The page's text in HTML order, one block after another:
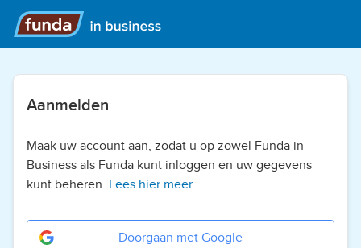
Aanmelden
Maak uw account aan, zodat u op zowel Funda in
Business als Funda kunt inloggen en uw gegevens
kunt beheren. Lees hier meer
Doorgaan met Google